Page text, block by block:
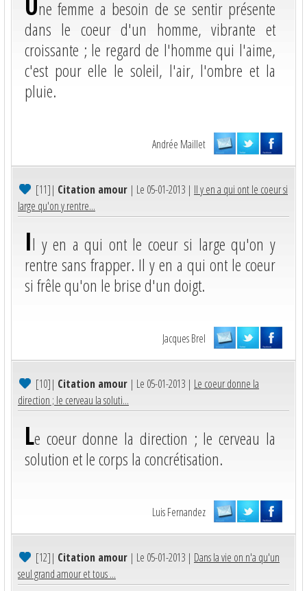
ne femme a besoin de se sentir présente
dans le coeur d'un homme, vibrante et
croissante ; le regard de l'homme qui l'aime,
c'est pour elle le soleil, l'air, l'ombre et la
pluie.
Andrée Maillet
[11]| Citation amour | Le 05-01-2013 | Il y en a qui ont le coeur si
large qu'on y rentre...
Il y en a qui ont le coeur si large qu'on y
rentre sans frapper. Il y en a qui ont le coeur
si frêle qu'on le brise d'un doigt.
Jacques Brel
[10]| Citation amour | Le 05-01-2013 | Le coeur donne la
direction ; le cerveau la soluti...
Le coeur donne la direction ; le cerveau la
solution et le corps la concrétisation.
Luis Fernandez
[12]| Citation amour | Le 05-01-2013 | Dans la vie on n'a qu'un
seul grand amour et tous ...